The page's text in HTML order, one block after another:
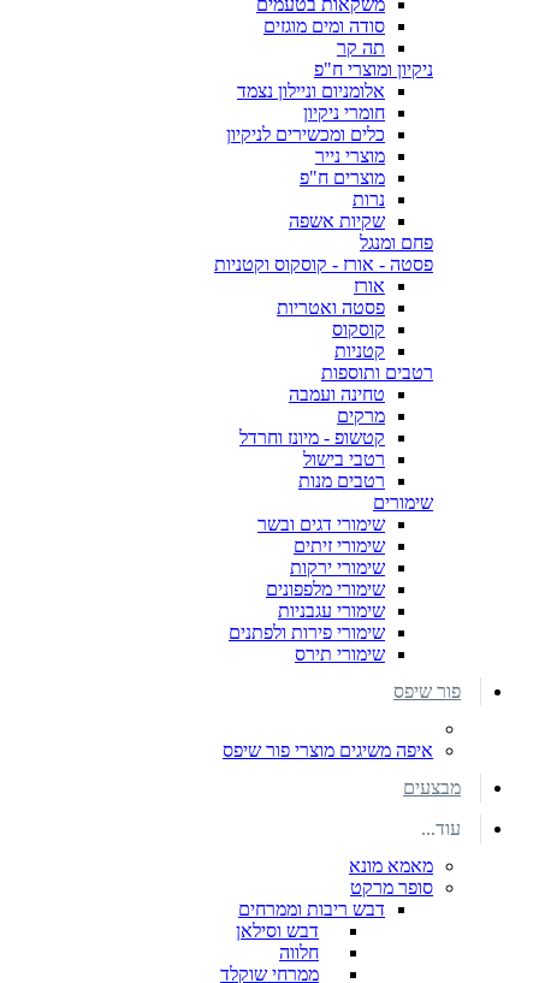
משקאות בטעמים
סודה ומים מוגזים
תה קר
ניקיון ומוצרי ח"פ
אלומניום וניילון נצמד
חומרי ניקיון
כלים ומכשירים לניקיון
מוצרי נייר
מוצרים ח"פ
נרות
שקיות אשפה
פחם ומנגל
פסטה - אורז - קוסקוס וקטניות
אורז
פסטה ואטריות
קוסקוס
קטניות
רטבים ותוספות
טחינה ועמבה
מרקים
קטשופ - מיונז וחרדל
רטבי בישול
רטבים מנות
שימורים
שימורי דגים ובשר
שימורי זיתים
שימורי ירקות
שימורי מלפפונים
שימורי עגבניות
שימורי פירות ולפתנים
שימורי תירס
פור שיפס
איפה משיגים מוצרי פור שיפס
מבצעים
עוד...
מאמא מונא
סופר מרקט
דבש ריבות וממרחים
דבש וסילאן
חלווה
ממרחי שוקלד